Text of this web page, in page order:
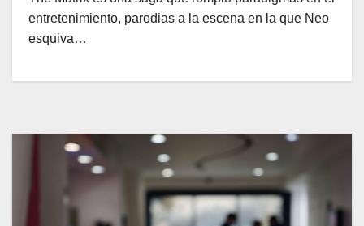
entretenimiento, parodias a la escena en la que Neo
esquiva…